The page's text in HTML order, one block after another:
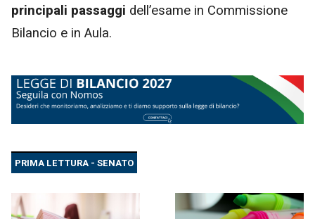
principali passaggi dell’esame in Commissione
Bilancio e in Aula.
PRIMA LETTURA - SENATO